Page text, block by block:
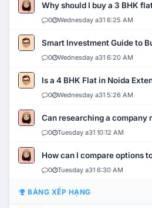
Why should I buy a 3 BHK
0 Wednesday a31 6:25 AM
Smart Investment Guide to
0 Wednesday a31 6:20 AM
Is a 4 BHK Flat in Noida
0 Wednesday a31 5:26 AM
Can researching a
0 Tuesday a31 10:12 AM
How can I compare options
0 Tuesday a31 6:30 AM
BẢNG XẾP HẠNG